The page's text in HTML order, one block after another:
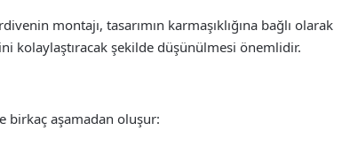
montajı, tasarımın karmaşıklığına bağlı olarak
kolaylaştıracak şekilde düşünülmesi önemlidir.
birkaç aşamadan oluşur: